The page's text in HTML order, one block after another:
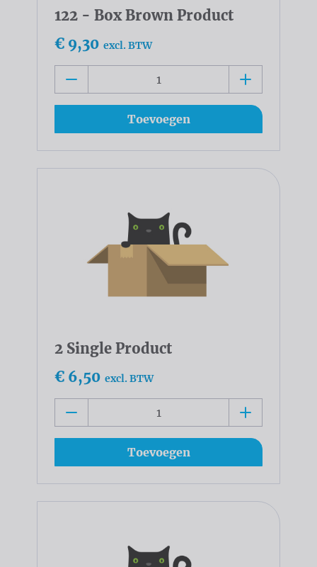
122 - Box Brown Product
€ 9,30 excl. BTW
Toevoegen
2 Single Product
€ 6,50 excl. BTW
Toevoegen